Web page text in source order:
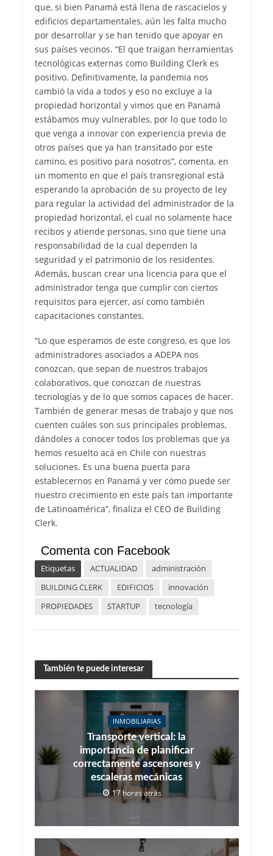
que, si bien Panamá está llena de rascacielos y
edificios departamentales, aún les falta mucho
por desarrollar y se han tenido que apoyar en
sus países vecinos. “El que traigan herramientas
tecnológicas externas como Building Clerk es
positivo. Definitivamente, la pandemia nos
cambió la vida a todos y eso no excluye a la
propiedad horizontal y vimos que en Panamá
estábamos muy vulnerables, por lo que todo lo
que venga a innovar con experiencia previa de
otros países que ya han transitado por este
camino, es positivo para nosotros”, comenta, en
un momento en que el país transregional está
esperando la aprobación de su proyecto de ley
para regular la actividad del administrador de la
propiedad horizontal, el cual no solamente hace
recibos y atiende personas, sino que tiene una
responsabilidad de la cual dependen la
seguridad y el patrimonio de los residentes.
Además, buscan crear una licencia para que el
administrador tenga que cumplir con ciertos
requisitos para ejercer, así como también
capacitaciones constantes.
“Lo que esperamos de este congreso, es que los
administradores asociados a ADEPA nos
conozcan, que sepan de nuestros trabajos
colaborativos, que conozcan de nuestras
tecnologías y de lo que somos capaces de hacer.
También de generar mesas de trabajo y que nos
cuenten cuáles son sus principales problemas,
dándoles a conocer todos los problemas que ya
hemos resuelto acá en Chile con nuestras
soluciones. Es una buena puerta para
establecernos en Panamá y ver cómo puede ser
nuestro crecimiento en este país tan importante
de Latinoamérica”, finaliza el CEO de Building
Clerk.
Comenta con Facebook
Etiquetas ACTUALIDAD
administración
BUILDING CLERK
EDIFICIOS
innovación
PROPIEDADES
STARTUP tecnología
También te puede interesar
INMOBILIARIAS
Transporte vertical: la
importancia de planificar
correctamente ascensores y
escaleras mecánicas
17 horas atrás